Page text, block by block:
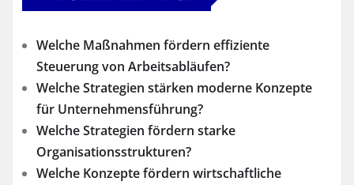
Welche Maßnahmen fördern effiziente
Steuerung von Arbeitsabläufen?
Welche Strategien stärken moderne Konzepte
für Unternehmensführung?
Welche Strategien fördern starke
Organisationsstrukturen?
Welche Konzepte fördern wirtschaftliche